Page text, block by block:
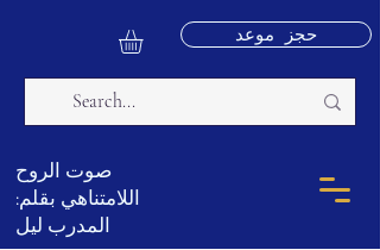
صوت الروح
اللامتناهي بقلم:
المدرب ليل
حجز موعد